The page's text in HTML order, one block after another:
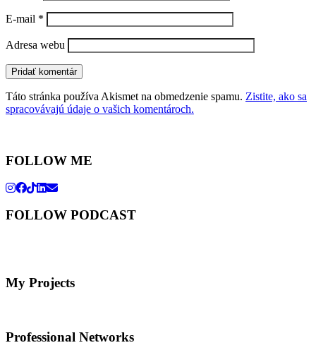
E-mail *
Adresa webu
Táto stránka používa Akismet na obmedzenie spamu. Zistite, ako sa
spracovávajú údaje o vašich komentároch.
FOLLOW ME
FOLLOW PODCAST
My Projects
Professional Networks